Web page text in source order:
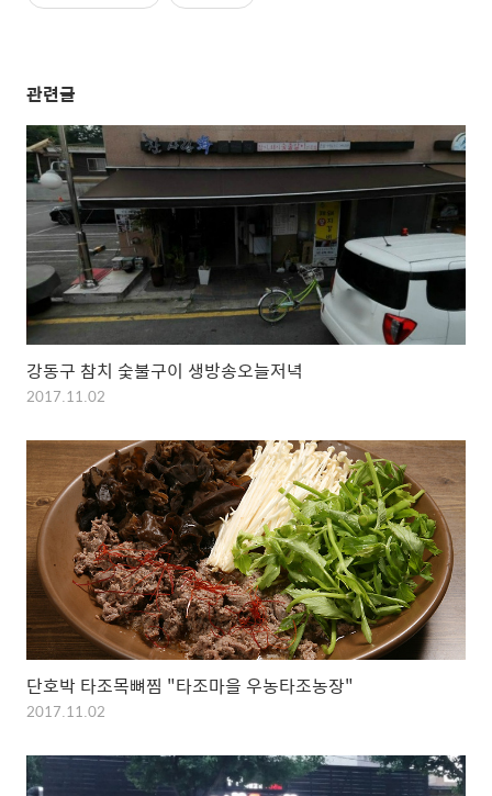
관련글
강동구 참치 숯불구이 생방송오늘저녁
2017.11.02
단호박 타조목뼈찜 "타조마을 우농타조농장"
2017.11.02